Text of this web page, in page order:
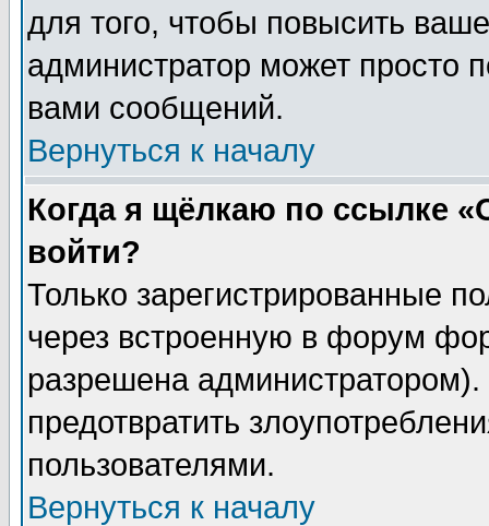
для того, чтобы повысить
администратор может просто
вами сообщений.
Вернуться к началу
Когда я щёлкаю по ссылке
войти?
Только зарегистрированные
через встроенную в форум
разрешена
предотвратить
пользователями.
Вернуться к началу